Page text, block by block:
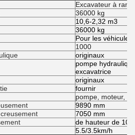
Excavateur à
36000 kg
10,6-2,32 m3
36000 kg
Pour les
1000
originaux
pompe
excavatrice
originaux
fournir
pompe, moteur,
9890 mm
7050 mm
de hauteur de
5.5/3.5km/h